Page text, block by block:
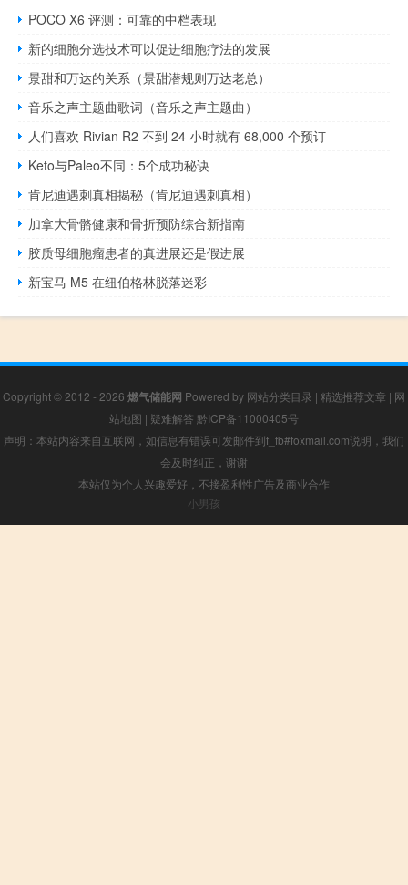
POCO X6 评测：可靠的中档表现
新的细胞分选技术可以促进细胞疗法的发展
景甜和万达的关系（景甜潜规则万达老总）
音乐之声主题曲歌词（音乐之声主题曲）
人们喜欢 Rivian R2 不到 24 小时就有 68,000 个预订
Keto与Paleo不同：5个成功秘诀
肯尼迪遇刺真相揭秘（肯尼迪遇刺真相）
加拿大骨骼健康和骨折预防综合新指南
胶质母细胞瘤患者的真进展还是假进展
新宝马 M5 在纽伯格林脱落迷彩
Copyright © 2012 - 2026 燃气储能网 Powered by 网站分类目录 | 精选推荐文章 | 网
站地图 | 疑难解答 黔ICP备11000405号
声明：本站内容来自互联网，如信息有错误可发邮件到f_fb#foxmail.com说明，我们
会及时纠正，谢谢
本站仅为个人兴趣爱好，不接盈利性广告及商业合作
小男孩